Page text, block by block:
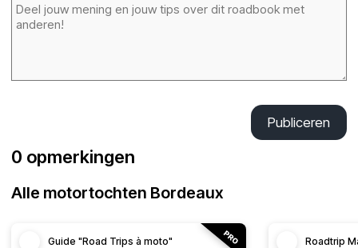
Publiceren
0 opmerkingen
Alle motortochten Bordeaux
Guide "Road Trips à moto" Roadtrip